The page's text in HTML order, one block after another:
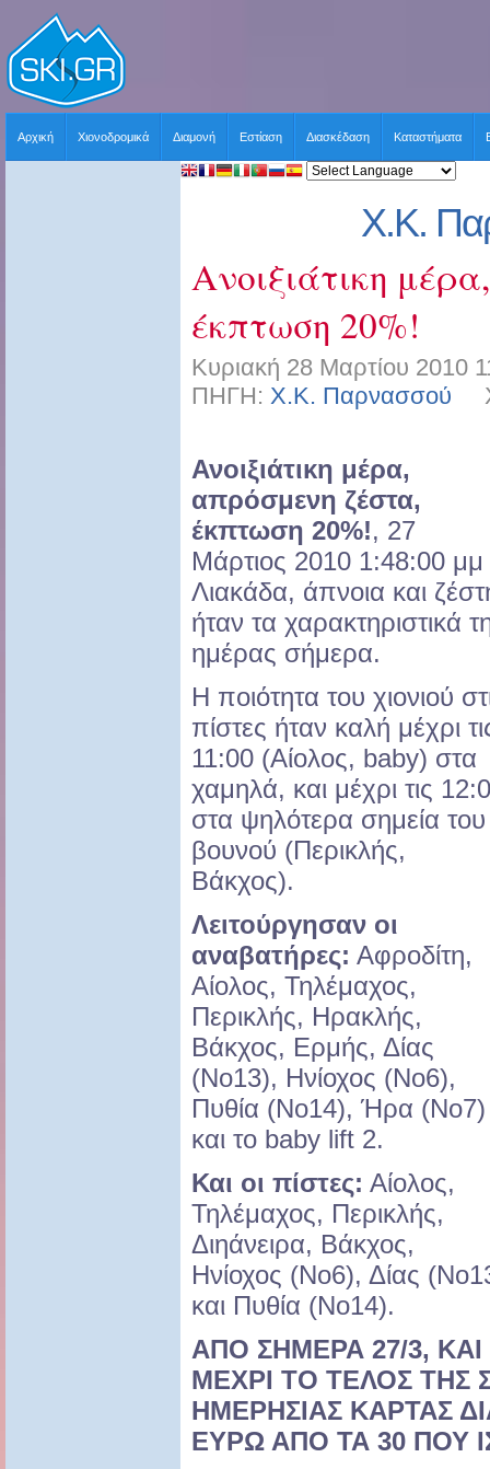
Αρχική Χιονοδρομικά Διαμονή Εστίαση Διασκέδαση Καταστήματα
Χ.Κ.
Ανοιξιάτικη
έκπτωση 20%!
Κυριακή 28 Μαρτίου 2010
ΠΗΓΗ: Χ.Κ. Παρνασσού
Ανοιξιάτικη μέρα,
απρόσμενη ζέστα,
έκπτωση 20%!, 27
Μάρτιος 2010 1:48:00 μμ
Λιακάδα, άπνοια και
ήταν τα χαρακτηριστικά
ημέρας σήμερα.
Η ποιότητα του χιονιού
πίστες ήταν καλή μέχρι
11:00 (Αίολος, baby) στα
χαμηλά, και μέχρι τις
στα ψηλότερα σημεία του
βουνού (Περικλής,
Βάκχος).
Λειτούργησαν οι
αναβατήρες: Αφροδίτη,
Αίολος, Τηλέμαχος,
Περικλής, Ηρακλής,
Βάκχος, Ερμής, Δίας
(Νο13), Ηνίοχος (Νο6),
Πυθία (Νο14), Ήρα (Νο7)
και το baby lift 2.
Και οι πίστες: Αίολος,
Τηλέμαχος, Περικλής,
Διηάνειρα, Βάκχος,
Ηνίοχος (Νο6), Δίας
και Πυθία (Νο14).
ΑΠΟ ΣΗΜΕΡΑ 27/3, ΚΑΙ
ΜΕΧΡΙ ΤΟ ΤΕΛΟΣ ΤΗΣ
ΗΜΕΡΗΣΙΑΣ ΚΑΡΤΑΣ
ΕΥΡΩ ΑΠΟ ΤΑ 30 ΠΟΥ